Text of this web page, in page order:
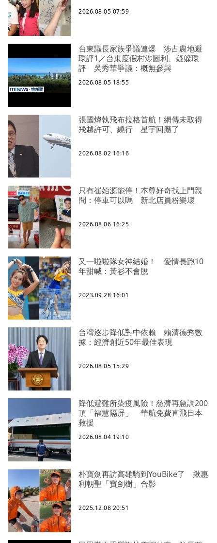
2026.08.05 07:59
台東議長家族爭議連爆 涉占農地避
環評1／台東度假村涉圖利、疑躲環
評 吳秀華爭議：概無參與
2026.08.05 18:55
張國煒執飛布拉格首航！網傳未取得
飛越許可、繞行 星宇回應了
2026.08.02 16:16
只有崔始源能停！本尊好奇找上門親
問：停車可以嗎 新北店員粉樂壞
2026.08.06 16:25
又一啦啦隊女神結婚！ 愛情長跑10
年甜喊：黃衫不會脫
2023.09.28 16:01
台灣逐步降低對中依賴 賴清德秀數
據：經濟創近50年最佳表現
2026.08.05 15:29
降低避難所染疫風險！慈濟再急調200
頂「福慧隔屏」 華航免費直飛日本
救援
2026.08.04 19:10
朴寶劍再訪高雄騎到YouBike了 揪惠
利朝聖「寶劍樹」合影
2025.12.08 20:51